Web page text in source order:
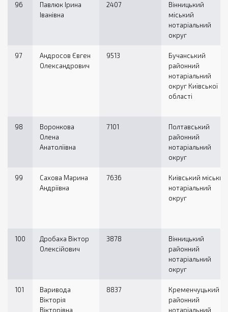
96
Павлюк Ірина
Іванівна
2407
Вінницький
міський
нотаріальний
округ
97
Андросов Євген
Олександрович
9513
Бучанський
районний
нотаріальний
округ Київської
області
98
Воронкова
Олена
Анатоліївна
7101
Полтавський
районний
нотаріальний
округ
99
Сахова Марина
Андріївна
7636
Київський міський
нотаріальний
округ
100
Дробаха Віктор
Олексійович
3878
Вінницький
районний
нотаріальний
округ
101
Варивода
Вікторія
Вікторівна
8837
Кременчуцький
районний
нотаріальний